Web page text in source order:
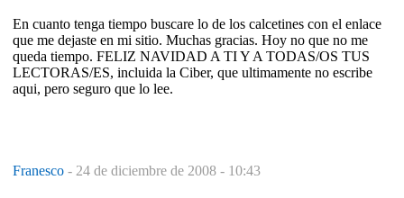
En cuanto tenga tiempo buscare lo de los calcetines con el enlace
que me dejaste en mi sitio. Muchas gracias. Hoy no que no me
queda tiempo. FELIZ NAVIDAD A TI Y A TODAS/OS TUS
LECTORAS/ES, incluida la Ciber, que ultimamente no escribe
aqui, pero seguro que lo lee.
Franesco - 24 de diciembre de 2008 - 10:43